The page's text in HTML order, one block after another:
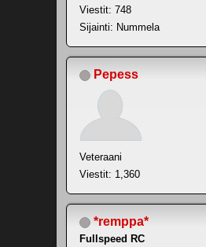
Viestit: 748
Sijainti: Nummela
Pepess
Veteraani
Viestit: 1,360
*remppa*
Fullspeed RC